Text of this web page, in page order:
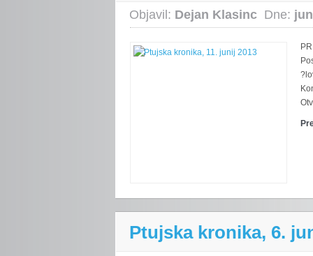
Objavil: Dejan Klasinc Dne:
Ptujska kronika, 6.